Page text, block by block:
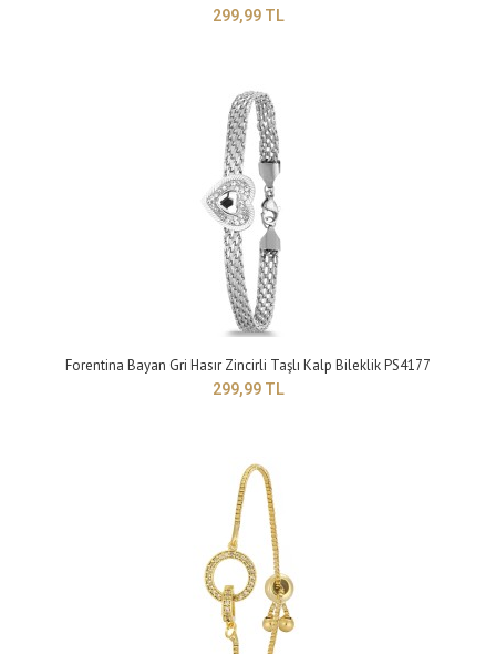
299,99 TL
Yapısı: BijuteriMaden Rengi: GriTaş Rengi: maviBileklik Modeli: Charm
modelGünlük kullanıma uygundur..
299,99 TL
Forentina Bayan Gri Hasır Zincirli Taşlı Kalp Bileklik PS4177
299,99 TL